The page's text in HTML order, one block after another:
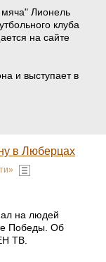
мяча" Лионель
клуба
на сайте
и выступает в
в Люберцах
на людей
Победы. Об
ТВ.